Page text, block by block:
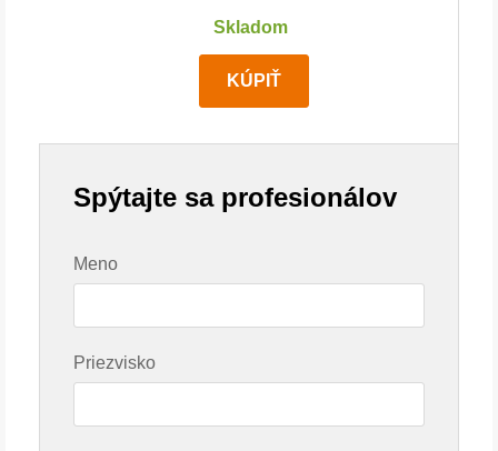
Skladom
KÚPIŤ
Spýtajte sa profesionálov
Meno
Priezvisko